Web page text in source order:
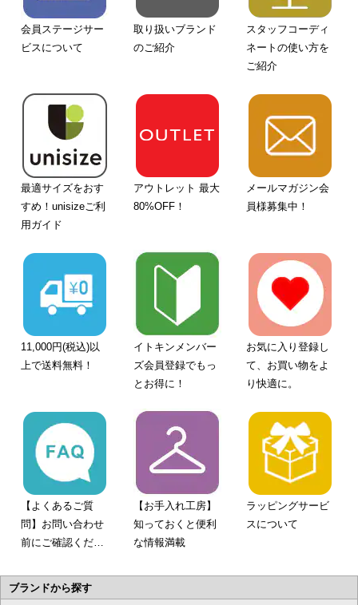
会員ステージサー
ビスについて
取り扱いブランド
のご紹介
スタッフコーディ
ネートの使い方を
ご紹介
最適サイズをおす
すめ！unisizeご利
用ガイド
アウトレット 最大
80%OFF！
メールマガジン会
員様募集中！
11,000円(税込)以
上で送料無料！
イトキンメンバー
ズ会員登録でもっ
とお得に！
お気に入り登録し
て、お買い物をよ
り快適に。
【よくあるご質
問】お問い合わせ
前にご確認くださ
【お手入れ工房】
知っておくと便利
な情報満載
ラッピングサービ
スについて
ブランドから探す